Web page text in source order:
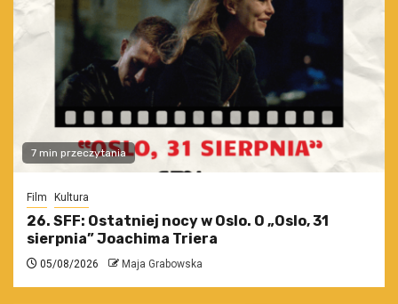
7 min przeczytania
Film Kultura
26. SFF: Ostatniej nocy w Oslo. O „Oslo, 31
sierpnia” Joachima Triera
05/08/2026 Maja Grabowska